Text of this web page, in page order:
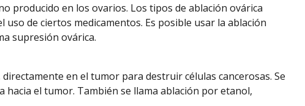
producido en los ovarios. Los tipos de ablación ovárica
de ciertos medicamentos. Es posible usar la ablación
supresión ovárica.
en el tumor para destruir células cancerosas. Se
el tumor. También se llama ablación por etanol,